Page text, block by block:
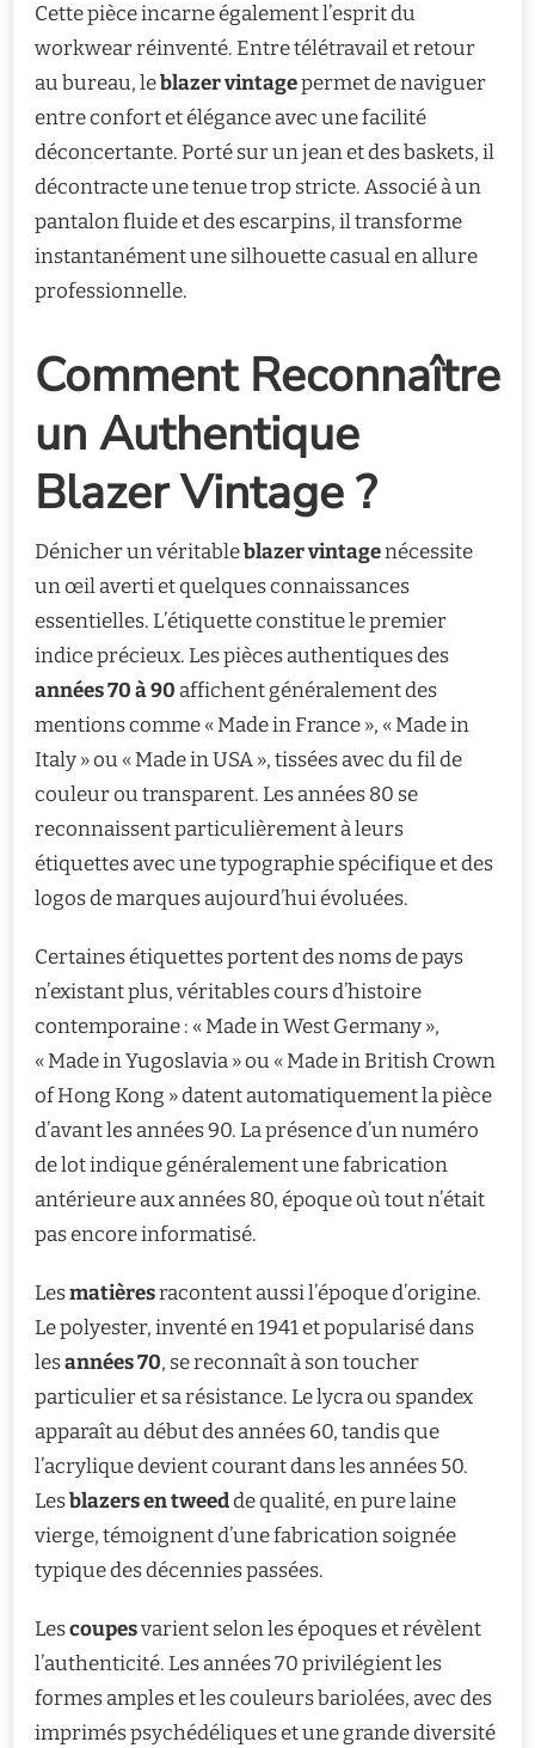
Cette pièce incarne également l’esprit du
workwear réinventé. Entre télétravail et retour
au bureau, leblazer vintagepermet de naviguer
entre confort et élégance avec une facilité
déconcertante. Porté sur un jean et des baskets, il
décontracte une tenue trop stricte. Associé à un
pantalon fluide et des escarpins, il transforme
instantanément une silhouette casual en allure
professionnelle.
Comment Reconnaître
un Authentique
Blazer Vintage ?
Dénicher un véritableblazer vintagenécessite
un œil averti et quelques connaissances
essentielles. L’étiquette constitue le premier
indice précieux. Les pièces authentiques des
années 70 à 90 affichent généralement des
mentions comme « Made in France », « Made in
Italy » ou « Made in USA », tissées avec du fil de
couleur ou transparent. Les années 80 se
reconnaissent particulièrement à leurs
étiquettes avec une typographie spécifique et des
logos de marques aujourd’hui évoluées.
Certaines étiquettes portent des noms de pays
n’existant plus, véritables cours d’histoire
contemporaine : « Made in West Germany »,
« Made in Yugoslavia » ou « Made in British Crown
of Hong Kong » datent automatiquement la pièce
d’avant les années 90. La présence d’un numéro
de lot indique généralement une fabrication
antérieure aux années 80, époque où tout n’était
pas encore informatisé.
Lesmatièresracontent aussi l’époque d’origine.
Le polyester, inventé en 1941 et popularisé dans
lesannées 70, se reconnaît à son toucher
particulier et sa résistance. Le lycra ou spandex
apparaît au début des années 60, tandis que
l’acrylique devient courant dans les années 50.
Lesblazers en tweedde qualité, en pure laine
vierge, témoignent d’une fabrication soignée
typique des décennies passées.
Lescoupesvarient selon les époques et révèlent
l’authenticité. Les années 70 privilégient les
formes amples et les couleurs bariolées, avec des
imprimés psychédéliques et une grande diversité